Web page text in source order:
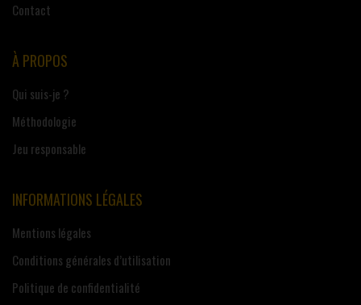
Contact
À PROPOS
Qui suis-je ?
Méthodologie
Jeu responsable
INFORMATIONS LÉGALES
Mentions légales
Conditions générales d’utilisation
Politique de confidentialité